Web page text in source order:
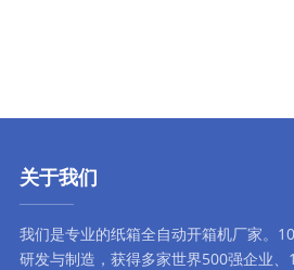
关于我们
我们是专业的纸箱全自动开箱机厂家。
研发与制造，获得多家世界500强企业